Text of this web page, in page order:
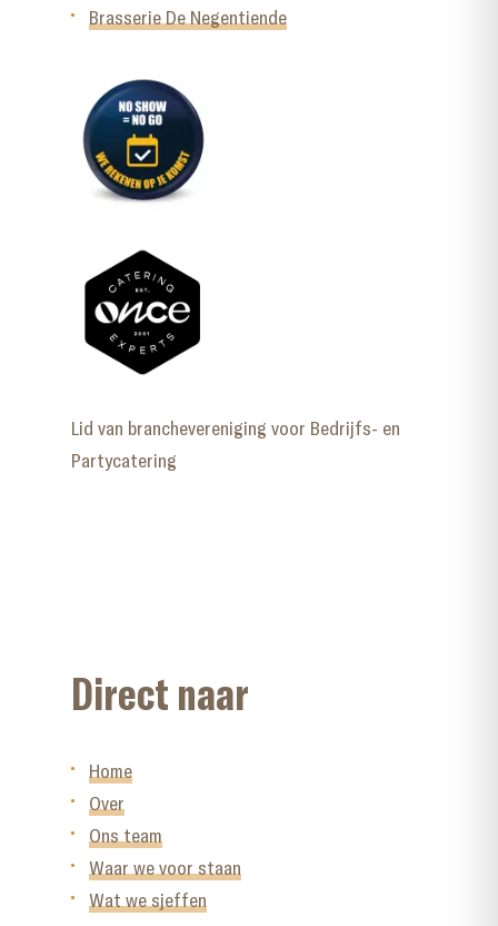
Brasserie De Negentiende
Lid van branchevereniging voor Bedrijfs- en
Partycatering
Direct naar
Home
Over
Ons team
Waar we voor staan
Wat we sjeffen